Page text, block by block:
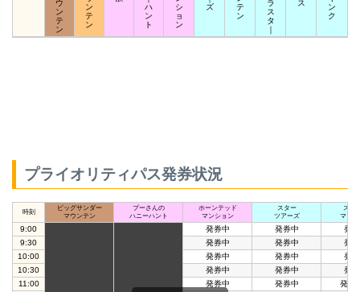
ウ
ン
テ
ン
ン
テ
ン
ハ
ン
ト
シ
ョ
ン
ズ
テ
ン
ラ
ス
タ
｜
ス
ン
ク
プライオリティパス発券状況
時刻
ビッグサンダー
マウンテン
プーさんの
ハニーハント
ホーンテッド
マンション
スター
ツアーズ
スペ
マウン
9:00 発券中 発券中
発
9:30
発券中 発券中
発
10:00
発券中 発券中
発
10:30
発券中 発券中
発
11:00
発券中 発券中
発券